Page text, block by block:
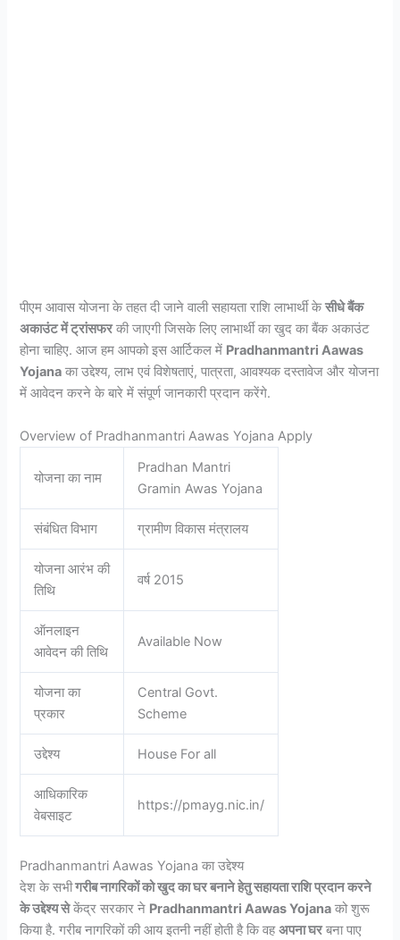
पीएम आवास योजना के तहत दी जाने वाली सहायता राशि लाभार्थी केसीधे बैंक
अकाउंट में ट्रांसफरकी जाएगी जिसके लिए लाभार्थी का खुद का बैंक अकाउंट
होना चाहिए. आज हम आपको इस आर्टिकल में Pradhanmantri Aawas
Yojana का उद्देश्य, लाभ एवं विशेषताएं, पात्रता, आवश्यक दस्तावेज और योजना
में आवेदन करने के बारे में संपूर्ण जानकारी प्रदान करेंगे.
Overview of Pradhanmantri Aawas Yojana Apply
योजना का नाम
Pradhan Mantri
Gramin Awas Yojana
संबंधित विभाग ग्रामीण विकास मंत्रालय
योजना आरंभ की
तिथि
वर्ष 2015
ऑनलाइन
आवेदन की तिथि
Available Now
योजना का
प्रकार
Central Govt.
Scheme
उद्देश्य House For all
आधिकारिक
वेबसाइट
https://pmayg.nic.in/
Pradhanmantri Aawas Yojana का उद्देश्य
देश के सभीगरीब नागरिकों को खुद का घर बनाने हेतु सहायता राशि प्रदान करने
के उद्देश्य सेकेंद्र सरकार ने Pradhanmantri Aawas Yojana को शुरू
किया है. गरीब नागरिकों की आय इतनी नहीं होती है कि वहअपना घरबना पाए